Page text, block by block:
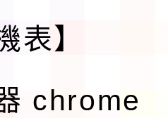
表】
chrome